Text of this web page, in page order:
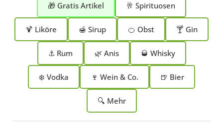
🎁 Gratis Artikel 🥂 Spirituosen
🍹 Liköre 🍯 Sirup 🍊 Obst 🍸 Gin
⚓ Rum 🌿 Anis 🥃 Whisky
❄️ Vodka 🍷 Wein & Co. 🍺 Bier
🔍 Mehr